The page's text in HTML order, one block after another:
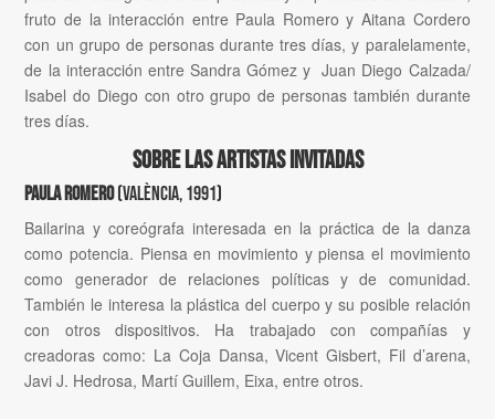
fruto de la interacción entre Paula Romero y Aitana Cordero
con un grupo de personas durante tres días, y paralelamente,
de la interacción entre Sandra Gómez y Juan Diego Calzada/
Isabel do Diego con otro grupo de personas también durante
tres días.
Sobre las artistas invitadas
Paula Romero(València, 1991)
Bailarina y coreógrafa interesada en la práctica de la danza
como potencia. Piensa en movimiento y piensa el movimiento
como generador de relaciones políticas y de comunidad.
También le interesa la plástica del cuerpo y su posible relación
con otros dispositivos. Ha trabajado con compañías y
creadoras como: La Coja Dansa, Vicent Gisbert, Fil d’arena,
Javi J. Hedrosa, Martí Guillem, Eixa, entre otros.